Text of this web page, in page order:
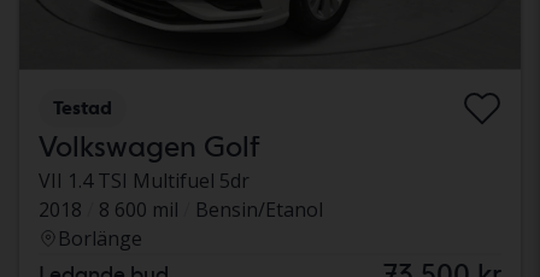
Testad
Volkswagen Golf
VII 1.4 TSI Multifuel 5dr
2018
8 600 mil
Bensin/Etanol
Borlänge